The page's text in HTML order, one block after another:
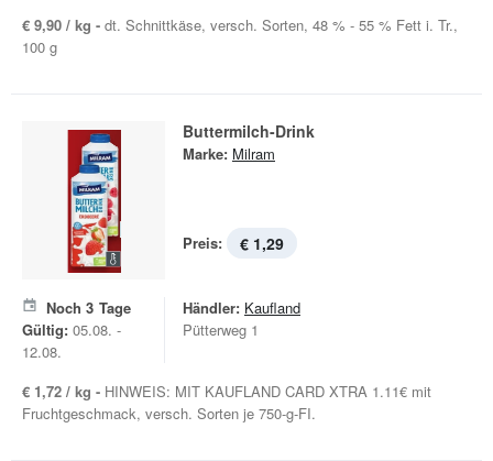
€ 9,90 / kg - dt. Schnittkäse, versch. Sorten, 48 % - 55 % Fett i. Tr.,
100 g
Buttermilch-Drink
Marke: Milram
Preis: € 1,29
Noch 3 Tage
Gültig: 05.08. -
12.08.
Händler: Kaufland
Pütterweg 1
€ 1,72 / kg - HINWEIS: MIT KAUFLAND CARD XTRA 1.11€ mit
Fruchtgeschmack, versch. Sorten je 750-g-FI.